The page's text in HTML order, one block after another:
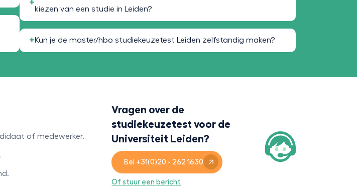
kiezen van een studie in Leiden?
Kun je de master/hbo studiekeuzetest Leiden zelfstandig maken?
of medewerker.
Vragen over de
studiekeuzetest voor de
Universiteit Leiden?
Bel +31(0)20 - 262 1630
Of stuur een bericht